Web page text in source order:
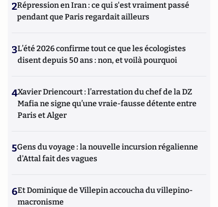
2Répression en Iran : ce qui s'est vraiment passé
pendant que Paris regardait ailleurs
3L’été 2026 confirme tout ce que les écologistes
disent depuis 50 ans : non, et voilà pourquoi
4Xavier Driencourt : l’arrestation du chef de la DZ
Mafia ne signe qu’une vraie-fausse détente entre
Paris et Alger
5Gens du voyage : la nouvelle incursion régalienne
d'Attal fait des vagues
6Et Dominique de Villepin accoucha du villepino-
macronisme